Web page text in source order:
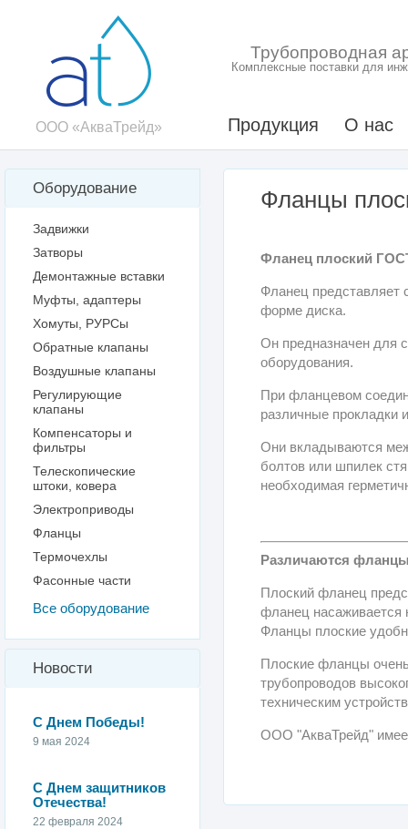
ООО «АкваТрейд»
Трубопроводная
Комплексные поставки для
Продукция О нас
Оборудование
Задвижки
Затворы
Демонтажные вставки
Муфты, адаптеры
Хомуты, РУРСы
Обратные клапаны
Воздушные клапаны
Регулирующие
клапаны
Компенсаторы и
фильтры
Телескопические
штоки, ковера
Электроприводы
Фланцы
Термочехлы
Фасонные части
Все оборудование
Новости
С Днем Победы!
9 мая 2024
С Днем защитников
Отечества!
22 февраля 2024
Фланцы
Фланец плоский
Фланец представляет
форме диска.
Он предназначен для
оборудования.
При фланцевом
различные прокладки
Они вкладываются
болтов или шпилек
необходимая
Различаются
Плоский фланец
фланец насаживается
Фланцы плоские
Плоские фланцы
трубопроводов
техническим
ООО "АкваТрейд"